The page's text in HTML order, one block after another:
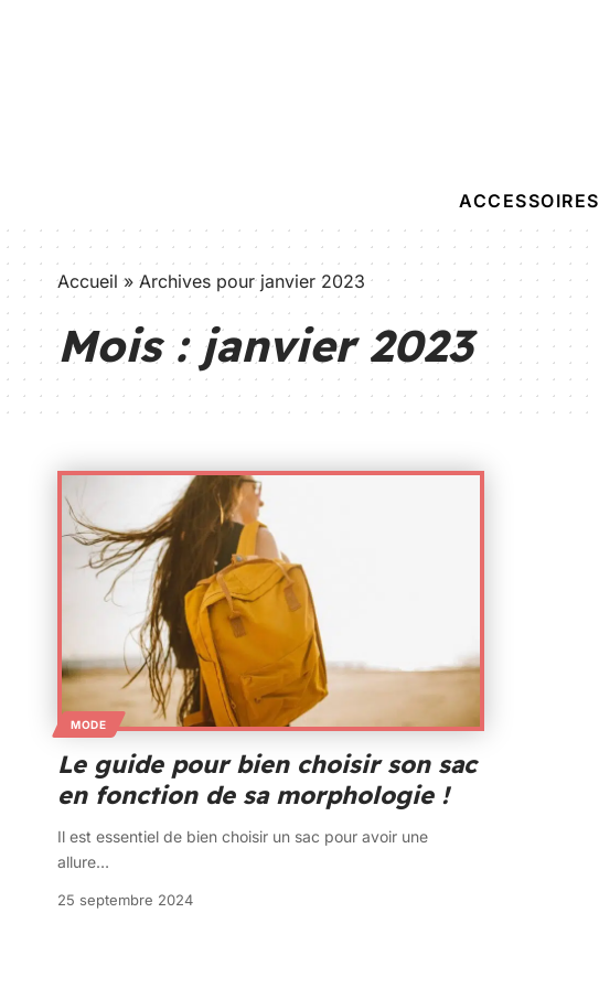
ACCESSOIRES
Accueil » Archives pour janvier 2023
Mois : janvier 2023
MODE
Le guide pour bien choisir son sac
en fonction de sa morphologie !
Il est essentiel de bien choisir un sac pour avoir une
allure…
25 septembre 2024